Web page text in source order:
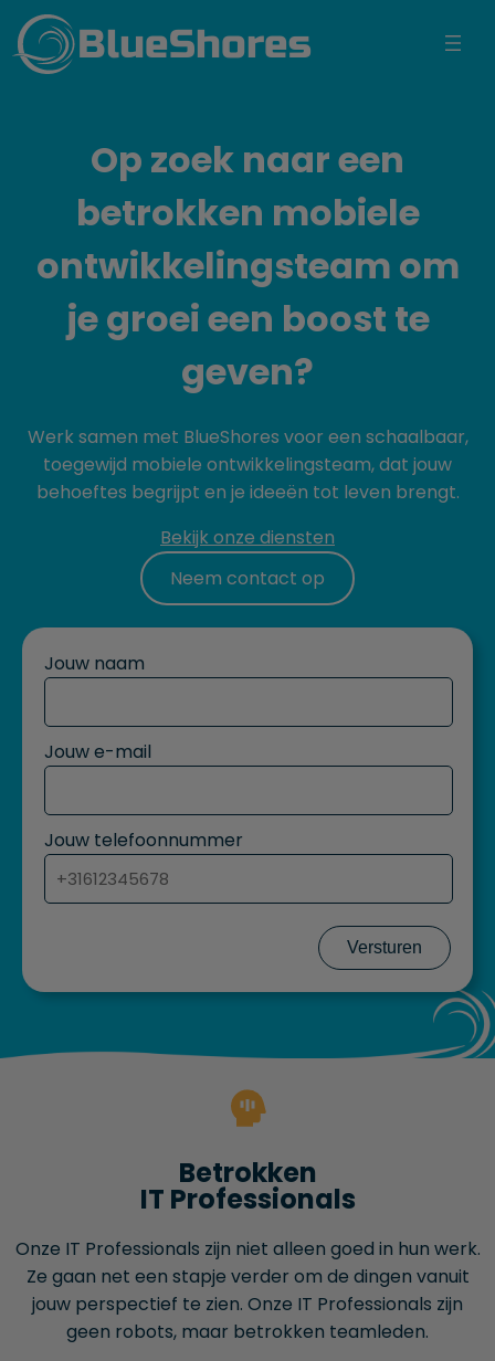
BlueShores
Op zoek naar een
betrokken mobiele
ontwikkelingsteam om
je groei een boost te
geven?
Werk samen met BlueShores voor een schaalbaar,
toegewijd mobiele ontwikkelingsteam, dat jouw
behoeftes begrijpt en je ideeën tot leven brengt.
Bekijk onze diensten
Neem contact op
Jouw naam
Jouw e-mail
Jouw telefoonnummer
Versturen
Betrokken
IT Professionals
Onze IT Professionals zijn niet alleen goed in hun werk.
Ze gaan net een stapje verder om de dingen vanuit
jouw perspectief te zien. Onze IT Professionals zijn
geen robots, maar betrokken teamleden.